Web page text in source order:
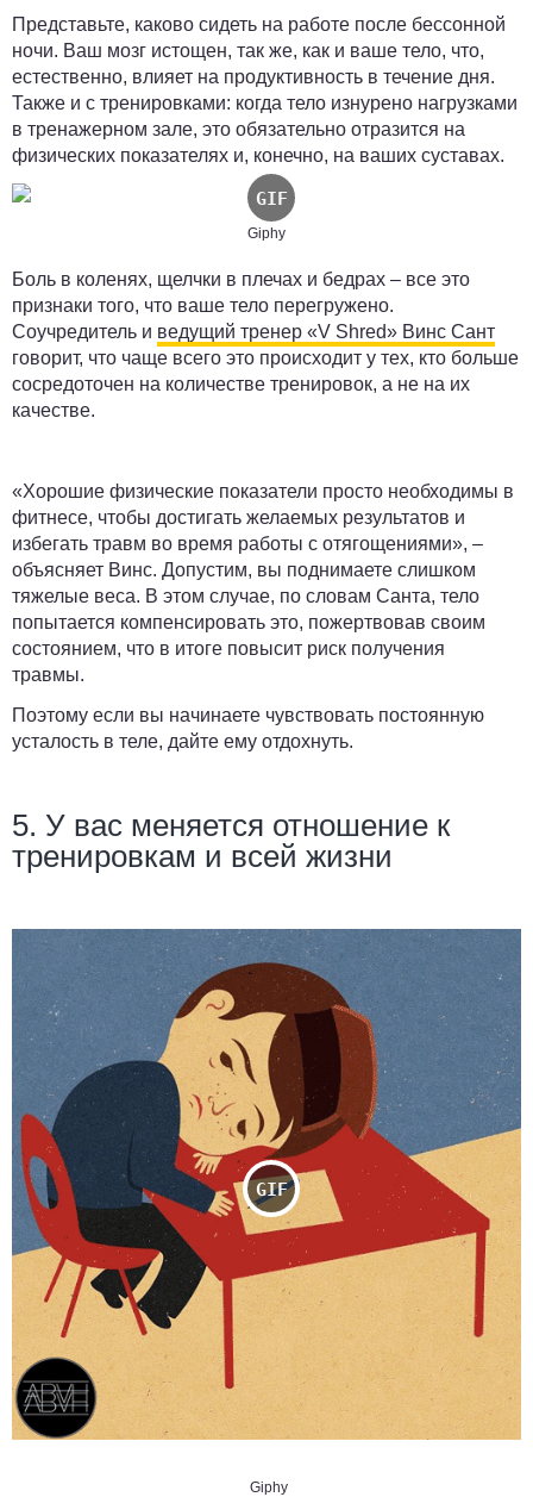
Представьте, каково сидеть на работе после бессонной
ночи. Ваш мозг истощен, так же, как и ваше тело, что,
естественно, влияет на продуктивность в течение дня.
Также и с тренировками: когда тело изнурено нагрузками
в тренажерном зале, это обязательно отразится на
физических показателях и, конечно, на ваших суставах.
Giphy
Боль в коленях, щелчки в плечах и бедрах – все это
признаки того, что ваше тело перегружено.
Соучредитель и ведущий тренер «V Shred» Винс Сант
говорит, что чаще всего это происходит у тех, кто больше
сосредоточен на количестве тренировок, а не на их
качестве.
«Хорошие физические показатели просто необходимы в
фитнесе, чтобы достигать желаемых результатов и
избегать травм во время работы с отягощениями», –
объясняет Винс. Допустим, вы поднимаете слишком
тяжелые веса. В этом случае, по словам Санта, тело
попытается компенсировать это, пожертвовав своим
состоянием, что в итоге повысит риск получения
травмы.
Поэтому если вы начинаете чувствовать постоянную
усталость в теле, дайте ему отдохнуть.
5. У вас меняется отношение к
тренировкам и всей жизни
Giphy